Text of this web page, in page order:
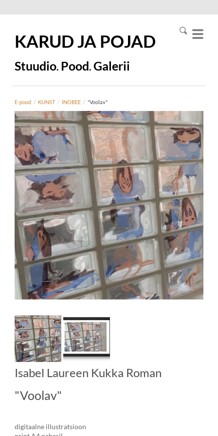
KARUD JA POJAD
Stuudio. Pood. Galerii
E-pood / KUNST / INOBEE / "Voolav"
Isabel Laureen Kukka Roman
"Voolav"
digitaalne illustratsioon